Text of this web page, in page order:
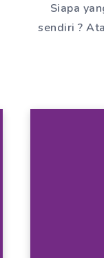
Siapa
sendiri ?